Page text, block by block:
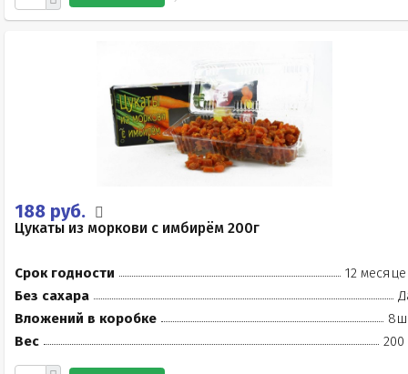
188 руб.
Цукаты из моркови с имбирём 200г
Срок годности
12
Без сахара
Вложений в коробке
Вес
200